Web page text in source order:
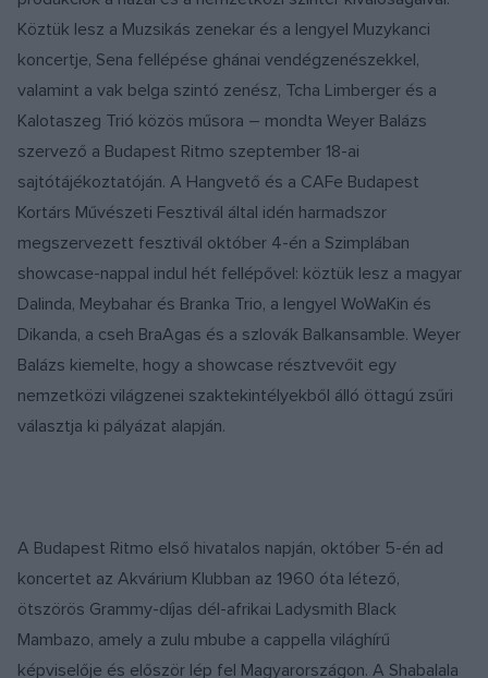
Köztük lesz a Muzsikás zenekar és a lengyel Muzykanci
koncertje, Sena fellépése ghánai vendégzenészekkel,
valamint a vak belga szintó zenész, Tcha Limberger és a
Kalotaszeg Trió közös műsora – mondta Weyer Balázs
szervező a Budapest Ritmo szeptember 18-ai
sajtótájékoztatóján. A Hangvető és a CAFe Budapest
Kortárs Művészeti Fesztivál által idén harmadszor
megszervezett fesztivál október 4-én a Szimplában
showcase-nappal indul hét fellépővel: köztük lesz a magyar
Dalinda, Meybahar és Branka Trio, a lengyel WoWaKin és
Dikanda, a cseh BraAgas és a szlovák Balkansamble. Weyer
Balázs kiemelte, hogy a showcase résztvevőit egy
nemzetközi világzenei szaktekintélyekből álló öttagú zsűri
választja ki pályázat alapján.
A Budapest Ritmo első hivatalos napján, október 5-én ad
koncertet az Akvárium Klubban az 1960 óta létező,
ötszörös Grammy-díjas dél-afrikai Ladysmith Black
Mambazo, amely a zulu mbube a cappella világhírű
képviselője és először lép fel Magyarországon. A Shabalala